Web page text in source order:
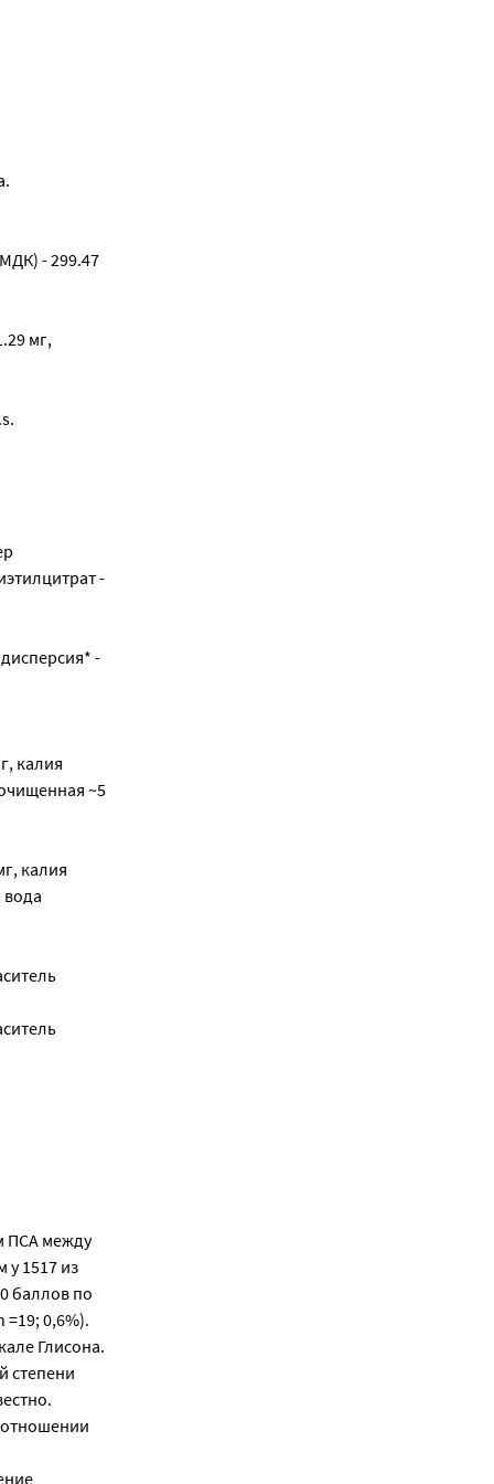
- 299.47
мг,
-
-
калия
~5
калия
вода
ПСА между
у 1517 из
баллов по
=19; 0,6%).
Глисона.
степени